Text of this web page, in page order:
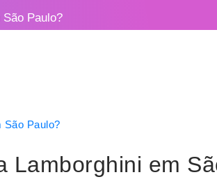
Paulo?
São Paulo?
Lamborghini em